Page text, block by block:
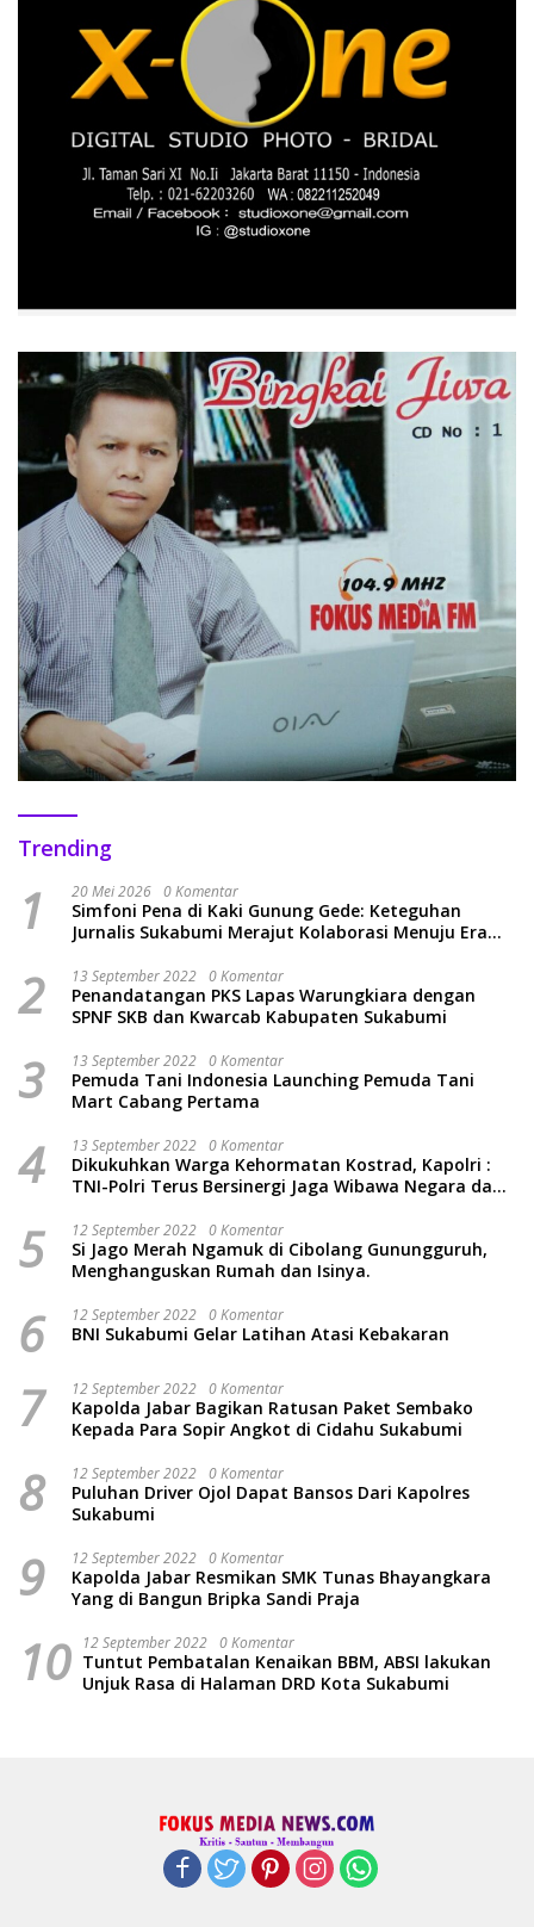
Trending
1 20 Mei 2026 0 Komentar
Simfoni Pena di Kaki Gunung Gede: Keteguhan
Jurnalis Sukabumi Merajut Kolaborasi Menuju Era
2 13 September 2022 0 Komentar
Penandatangan PKS Lapas Warungkiara dengan
SPNF SKB dan Kwarcab Kabupaten Sukabumi
3 13 September 2022 0 Komentar
Pemuda Tani Indonesia Launching Pemuda Tani
Mart Cabang Pertama
4 13 September 2022 0 Komentar
Dikukuhkan Warga Kehormatan Kostrad, Kapolri :
TNI-Polri Terus Bersinergi Jaga Wibawa Negara dan
5 12 September 2022 0 Komentar
Si Jago Merah Ngamuk di Cibolang Gunungguruh,
Menghanguskan Rumah dan Isinya.
6 12 September 2022 0 Komentar
BNI Sukabumi Gelar Latihan Atasi Kebakaran
7 12 September 2022 0 Komentar
Kapolda Jabar Bagikan Ratusan Paket Sembako
Kepada Para Sopir Angkot di Cidahu Sukabumi
8 12 September 2022 0 Komentar
Puluhan Driver Ojol Dapat Bansos Dari Kapolres
Sukabumi
9 12 September 2022 0 Komentar
Kapolda Jabar Resmikan SMK Tunas Bhayangkara
Yang di Bangun Bripka Sandi Praja
10 12 September 2022 0 Komentar
Tuntut Pembatalan Kenaikan BBM, ABSI lakukan
Unjuk Rasa di Halaman DRD Kota Sukabumi